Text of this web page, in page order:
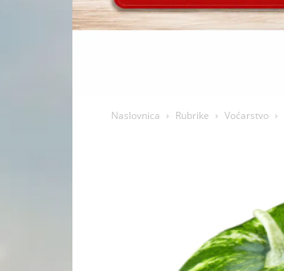
Naslovnica Rubrike Voćarstvo